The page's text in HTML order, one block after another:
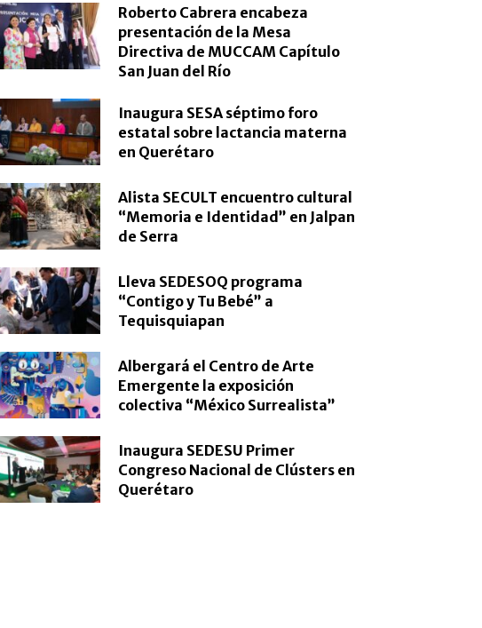
Roberto Cabrera encabeza
presentación de la Mesa
Directiva de MUCCAM Capítulo
San Juan del Río
Inaugura SESA séptimo foro
estatal sobre lactancia materna
en Querétaro
Alista SECULT encuentro cultural
“Memoria e Identidad” en Jalpan
de Serra
Lleva SEDESOQ programa
“Contigo y Tu Bebé” a
Tequisquiapan
Albergará el Centro de Arte
Emergente la exposición
colectiva “México Surrealista”
Inaugura SEDESU Primer
Congreso Nacional de Clústers en
Querétaro